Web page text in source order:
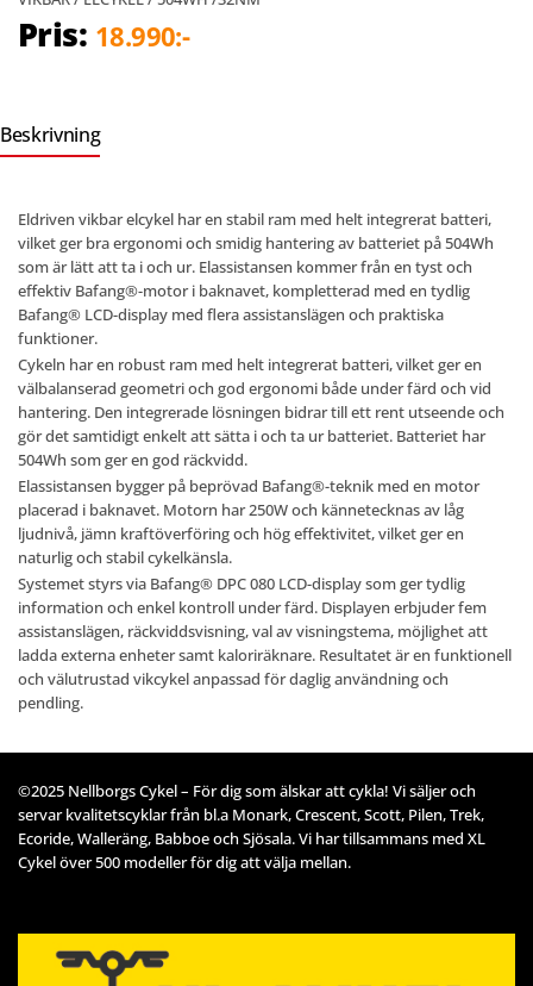
Pris: 18.990:-
Beskrivning
Eldriven vikbar elcykel har en stabil ram med helt integrerat batteri,
vilket ger bra ergonomi och smidig hantering av batteriet på 504Wh
som är lätt att ta i och ur. Elassistansen kommer från en tyst och
effektiv Bafang®-motor i baknavet, kompletterad med en tydlig
Bafang® LCD-display med flera assistanslägen och praktiska
funktioner.
Cykeln har en robust ram med helt integrerat batteri, vilket ger en
välbalanserad geometri och god ergonomi både under färd och vid
hantering. Den integrerade lösningen bidrar till ett rent utseende och
gör det samtidigt enkelt att sätta i och ta ur batteriet. Batteriet har
504Wh som ger en god räckvidd.
Elassistansen bygger på beprövad Bafang®-teknik med en motor
placerad i baknavet. Motorn har 250W och kännetecknas av låg
ljudnivå, jämn kraftöverföring och hög effektivitet, vilket ger en
naturlig och stabil cykelkänsla.
Systemet styrs via Bafang® DPC 080 LCD-display som ger tydlig
information och enkel kontroll under färd. Displayen erbjuder fem
assistanslägen, räckviddsvisning, val av visningstema, möjlighet att
ladda externa enheter samt kaloriräknare. Resultatet är en funktionell
och välutrustad vikcykel anpassad för daglig användning och
pendling.
©2025 Nellborgs Cykel – För dig som älskar att cykla! Vi säljer och
servar kvalitetscyklar från bl.a Monark, Crescent, Scott, Pilen, Trek,
Ecoride, Walleräng, Babboe och Sjösala. Vi har tillsammans med XL
Cykel över 500 modeller för dig att välja mellan.